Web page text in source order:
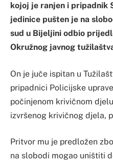
kojoj je ranjen i
jedinice pušten je na
sud u Bijeljini odbio
Okružnog javnog
On je juče ispitan u
pripadnici Policijske
počinjenom krivičnom
izvršenog krivičnog djela,
Pritvor mu je predložen
na slobodi mogao uništiti